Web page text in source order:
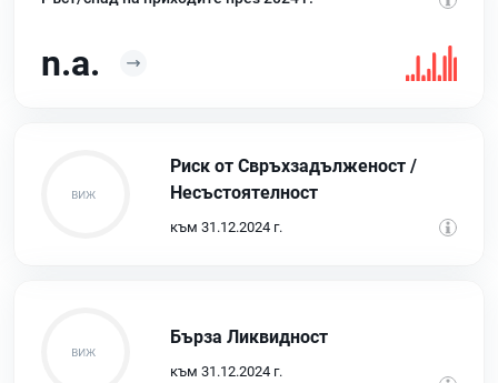
n.a.
Риск от Свръхзадълженост /
Несъстоятелност
към 31.12.2024 г.
Бърза Ликвидност
към 31.12.2024 г.